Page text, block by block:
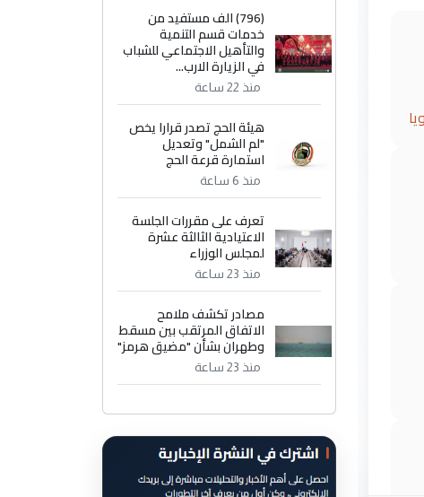
(796) الف مستفيد من
خدمات قسم التنمية
والتأهيل الاجتماعي للشباب
في الزيارة الارب...
منذ 22 ساعة
هيئة الحج تصدر قرارا يخص
"لم الشمل" وتعديل
استمارة قرعة الحج
منذ 6 ساعة
تعرف على مقررات الجلسة
الاعتيادية الثالثة عشرة
لمجلس الوزراء
منذ 23 ساعة
مصادر تكشف ملامح
الاتفاق المرتقب بين مسقط
وطهران بشأن "مضيق هرمز"
منذ 23 ساعة